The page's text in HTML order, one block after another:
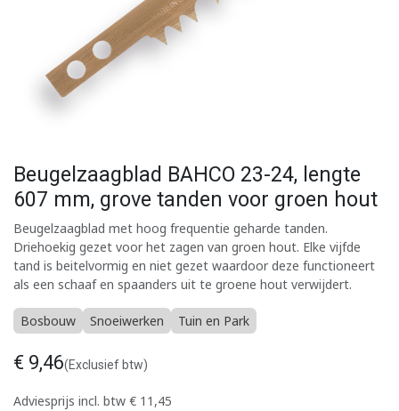
Beugelzaagblad BAHCO 23-24, lengte
607 mm, grove tanden voor groen hout
Beugelzaagblad met hoog frequentie geharde tanden.
Driehoekig gezet voor het zagen van groen hout. Elke vijfde
tand is beitelvormig en niet gezet waardoor deze functioneert
als een schaaf en spaanders uit te groene hout verwijdert.
Bosbouw Snoeiwerken Tuin en Park
€ 9,46(Exclusief btw)
Adviesprijs incl. btw € 11,45